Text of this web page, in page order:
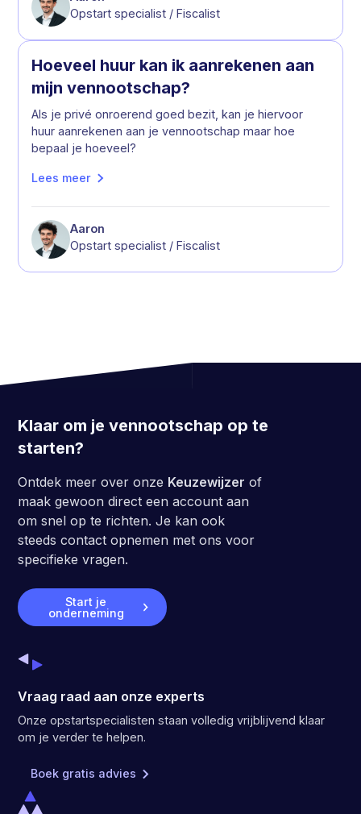
Opstart specialist / Fiscalist
Hoeveel huur kan ik aanrekenen aan
mijn vennootschap?
Als je privé onroerend goed bezit, kan je hiervoor
huur aanrekenen aan je vennootschap maar hoe
bepaal je hoeveel?
Lees meer
Aaron
Opstart specialist / Fiscalist
Klaar om je vennootschap op te
starten?
Ontdek meer over onze Keuzewijzer of
maak gewoon direct een account aan
om snel op te richten. Je kan ook
steeds contact opnemen met ons voor
specifieke vragen.
Start je
onderneming
Vraag raad aan onze experts
Onze opstartspecialisten staan volledig vrijblijvend klaar
om je verder te helpen.
Boek gratis advies